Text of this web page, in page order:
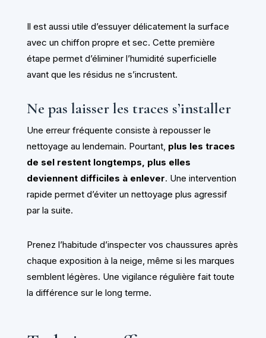
Il est aussi utile d’essuyer délicatement la surface
avec un chiffon propre et sec. Cette première
étape permet d’éliminer l’humidité superficielle
avant que les résidus ne s’incrustent.
Ne pas laisser les traces s’installer
Une erreur fréquente consiste à repousser le
nettoyage au lendemain. Pourtant, plus les traces
de sel restent longtemps, plus elles
deviennent difficiles à enlever. Une intervention
rapide permet d’éviter un nettoyage plus agressif
par la suite.
Prenez l’habitude d’inspecter vos chaussures après
chaque exposition à la neige, même si les marques
semblent légères. Une vigilance régulière fait toute
la différence sur le long terme.